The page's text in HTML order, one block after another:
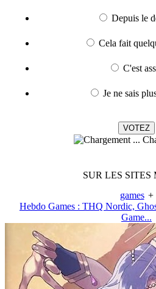
Depuis le
Cela fait
C'est
Je ne sais
SUR LES SITES
games +
Hebdo Games : THQ Nordic,
Game...